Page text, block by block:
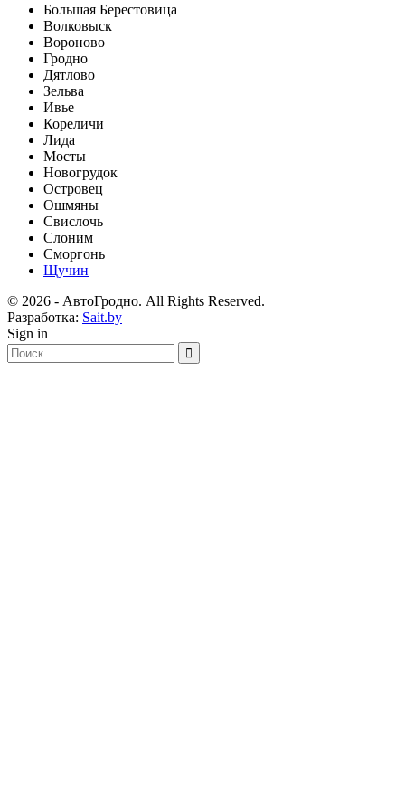
Большая Берестовица
Волковыск
Вороново
Гродно
Дятлово
Зельва
Ивье
Кореличи
Лида
Мосты
Новогрудок
Островец
Ошмяны
Свислочь
Слоним
Сморгонь
Щучин
© 2026 - АвтоГродно. All Rights Reserved.
Разработка: Sait.by
Sign in